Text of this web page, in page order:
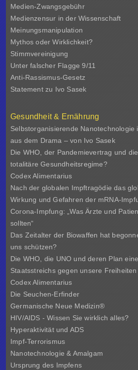
Medien-Zwangsgebühr
Medienzensur in der Wissenschaft
Meinungsmanipulation
Mythos oder Wirklichkeit?
Stimmvereinigung
Unter falscher Flagge 9/11
Anti-Rassismus-Gesetz
Statement zu Ivo Sasek
Gesundheit & Ernährung
Selbstorganisierende Nanotechnologie
aus dem Drama – von Ivo Sasek
Die WHO, der Pandemievertrag und
totalitäre Gesundheitsregime?
Codex Alimentarius
Nach der globalen Impftragödie das
Wirkung und Gefahren der mRNA-
Corona-Impfung: „Was Ärzte und
sollten“
Das Zeitalter der Biowaffen hat
uns schützen?
Die WHO, die UNO und deren Plan
Staatsstreichs gegen unsere Freiheiten
Codex Alimentarius
Die Seuchen-Erfinder
Germanische Neue Medizin®
HIV/AIDS - Wissen Sie wirklich alles?
Hyperaktivität und ADS
Impf-Terrorismus
Nanotechnologie & Amalgam
Ursprung des Impfens